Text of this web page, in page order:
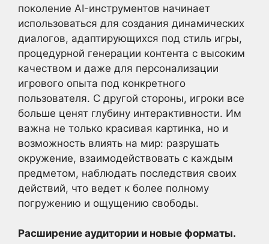
поколение AI-инструментов начинает
использоваться для создания динамических
диалогов, адаптирующихся под стиль игры,
процедурной генерации контента с высоким
качеством и даже для персонализации
игрового опыта под конкретного
пользователя. С другой стороны, игроки все
больше ценят глубину интерактивности. Им
важна не только красивая картинка, но и
возможность влиять на мир: разрушать
окружение, взаимодействовать с каждым
предметом, наблюдать последствия своих
действий, что ведет к более полному
погружению и ощущению свободы.
Расширение аудитории и новые форматы.